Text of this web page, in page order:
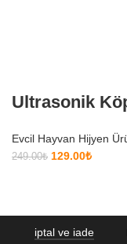
Ultrasonik
Evcil Hayvan Hijyen
249.00₺ 129.00₺
iptal ve iade